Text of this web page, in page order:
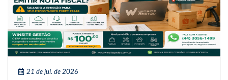
21 de jul. de 2026